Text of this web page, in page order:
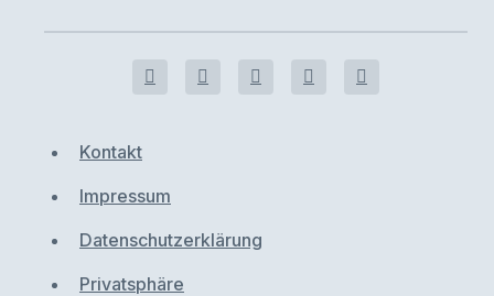
Kontakt
Impressum
Datenschutzerklärung
Privatsphäre